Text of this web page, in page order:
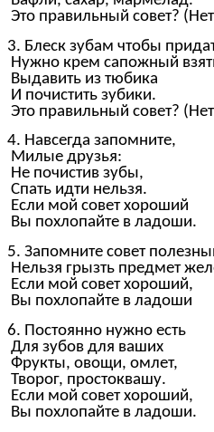
Это правильный совет?
3. Блеск зубам чтобы
Нужно крем сапожный
Выдавить из тюбика
И почистить зубики.
Это правильный совет?
4. Навсегда запомните,
Милые друзья:
Не почистив зубы,
Спать идти нельзя.
Если мой совет хороший
Вы похлопайте в ладоши.
5. Запомните совет
Нельзя грызть предмет
Если мой совет хороший,
Вы похлопайте в ладоши
6. Постоянно нужно есть
Для зубов для ваших
Фрукты, овощи, омлет,
Творог, простоквашу.
Если мой совет хороший,
Вы похлопайте в ладоши.